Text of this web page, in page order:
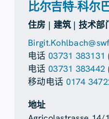
比尔吉特-科尔
住房 | 建筑 | 技术部
电话 03731 383131
电话 03731 383442
移动电话 0174
地址